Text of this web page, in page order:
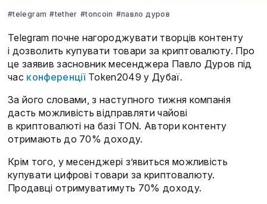
#telegram #tether #toncoin #павло дуров
Telegram почне нагороджувати творців контенту
і дозволить купувати товари за криптовалюту. Про
це заявив засновник месенджера Павло Дуров під
час конференціїToken2049 у Дубаї.
За його словами, з наступного тижня компанія
дасть можливість відправляти чайові
в криптовалюті на базі TON. Автори контенту
отримають до 70% доходу.
Крім того, у месенджері з’явиться можливість
купувати цифрові товари за криптовалюту.
Продавці отримуватимуть 70% доходу.